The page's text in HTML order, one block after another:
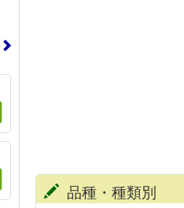
品種・種類別